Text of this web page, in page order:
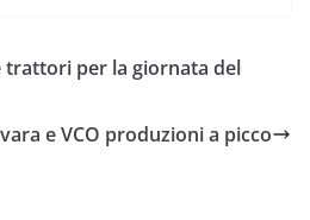
trattori per la giornata del
e VCO produzioni a picco